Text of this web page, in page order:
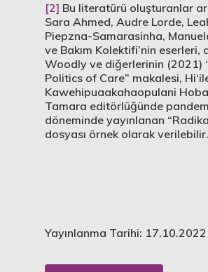
[2] Bu literatürü oluşturanlar
Sara Ahmed, Audre Lorde,
Piepzna-Samarasinha,
ve Bakım Kolektifi’nin eserleri,
Woodly ve diğerlerinin (2021)
Politics of Care” makalesi,
Kawehipuaakahaopulani
Tamara editörlüğünde
döneminde yayınlanan
dosyası örnek olarak verilebilir.
Yayınlanma Tarihi: 17.10.2022